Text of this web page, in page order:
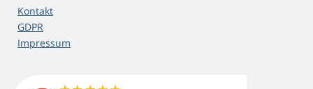
Kontakt
GDPR
Impressum